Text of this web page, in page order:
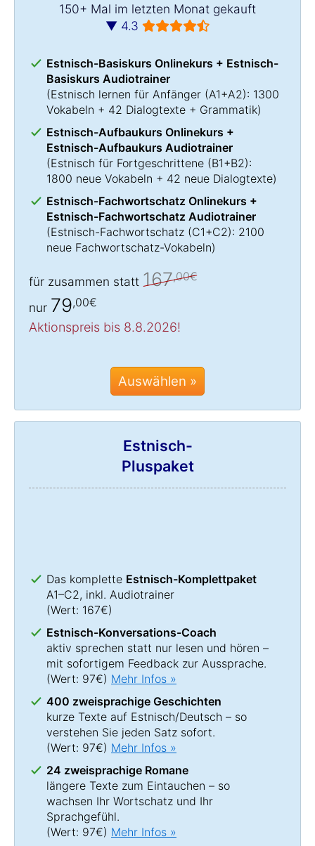
150+ Mal im letzten Monat gekauft
▼ 4.3
Estnisch-Basiskurs Onlinekurs + Estnisch-
Basiskurs Audiotrainer
(Estnisch lernen für Anfänger (A1+A2): 1300
Vokabeln + 42 Dialogtexte + Grammatik)
Estnisch-Aufbaukurs Onlinekurs +
Estnisch-Aufbaukurs Audiotrainer
(Estnisch für Fortgeschrittene (B1+B2):
1800 neue Vokabeln + 42 neue Dialogtexte)
Estnisch-Fachwortschatz Onlinekurs +
Estnisch-Fachwortschatz Audiotrainer
(Estnisch-Fachwortschatz (C1+C2): 2100
neue Fachwortschatz-Vokabeln)
für zusammen statt 167,00€
nur 79,00€
Aktionspreis bis 8.8.2026!
Auswählen »
Estnisch-
Pluspaket
Das komplette Estnisch-Komplettpaket
A1–C2, inkl. Audiotrainer
(Wert: 167€)
Estnisch-Konversations-Coach
aktiv sprechen statt nur lesen und hören –
mit sofortigem Feedback zur Aussprache.
(Wert: 97€) Mehr Infos »
400 zweisprachige Geschichten
kurze Texte auf Estnisch/Deutsch – so
verstehen Sie jeden Satz sofort.
(Wert: 97€) Mehr Infos »
24 zweisprachige Romane
längere Texte zum Eintauchen – so
wachsen Ihr Wortschatz und Ihr
Sprachgefühl.
(Wert: 97€) Mehr Infos »